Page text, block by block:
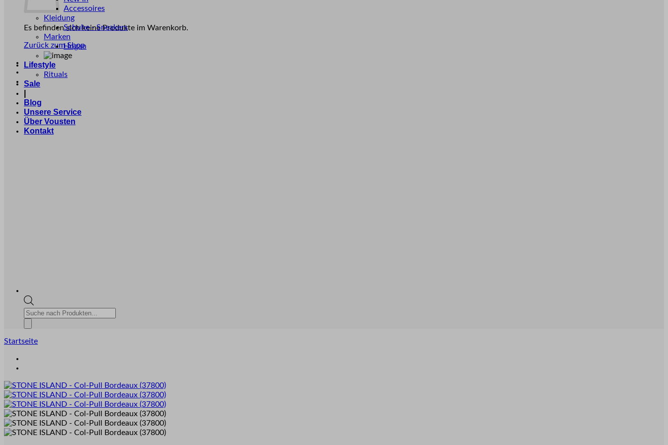
Es befinden sich keine Produkte im Warenkorb.
Zurück zum Shop
Accessoires
Kleidung
Schuhe - Sneakers
Marken
Hogan
Lifestyle
Rituals
Sale
Blog
Unsere Service
Über Vousten
Kontakt
Products
search
Startseite